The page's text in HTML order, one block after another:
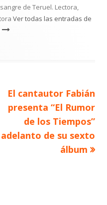
de Teruel. Lectora,
Ver todas las entradas de
Artículo
siguiente
El cantautor Fabián
presenta “El Rumor
de los Tiempos”
adelanto de su sexto
álbum